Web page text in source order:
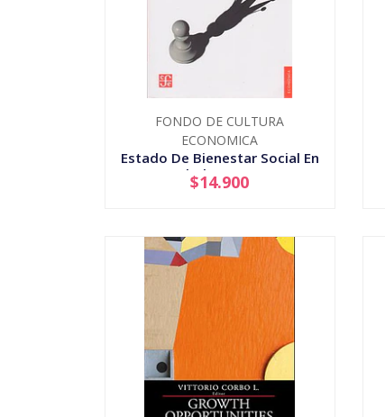
FONDO DE CULTURA
ECONOMICA
Estado De Bienestar Social En
La Edad De La Raz...
+
$14.900